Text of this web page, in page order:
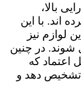
بالا،
اند. با این
لوازم نیز
در چنین
اعتماد که
تشخیص دهد و